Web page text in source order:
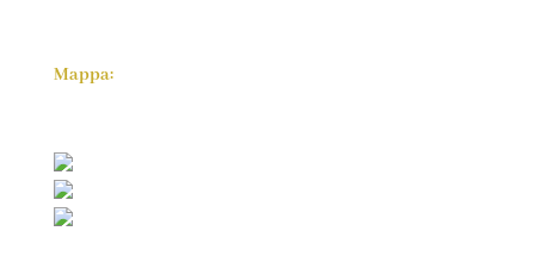
Mappa: